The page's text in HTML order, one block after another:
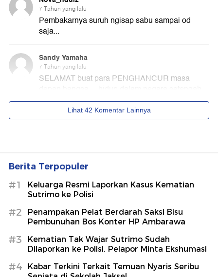
Berita Terpopuler
#1
Keluarga Resmi Laporkan Kasus Kematian
Sutrimo ke Polisi
#2
Penampakan Pelat Berdarah Saksi Bisu
Pembunuhan Bos Konter HP Ambarawa
#3
Kematian Tak Wajar Sutrimo Sudah
Dilaporkan ke Polisi, Pelapor Minta Ekshumasi
#4
Kabar Terkini Terkait Temuan Nyaris Seribu